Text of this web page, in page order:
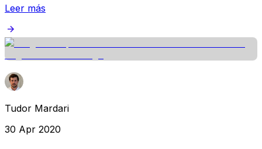
Leer más
Tudor Mardari
30 Apr 2020